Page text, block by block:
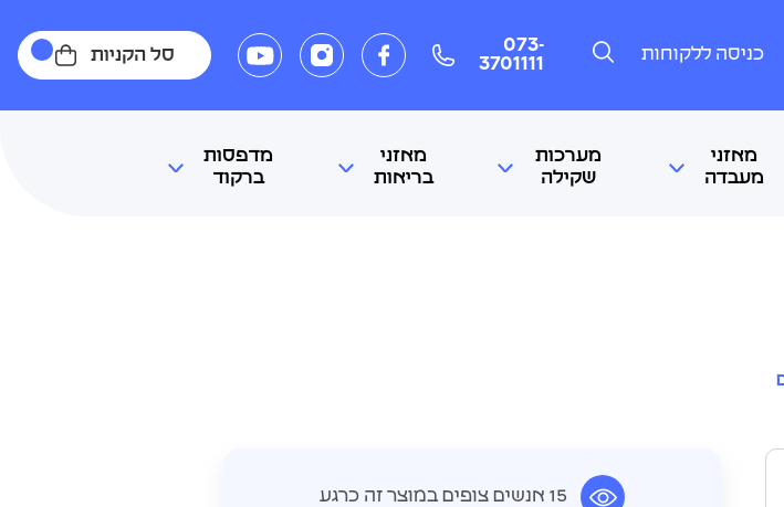
כניסה ללקוחות
073-
3701111
סל הקניות
מאזני
מעבדה
מערכות
שקילה
מאזני
בריאות
מדפסות
ברקוד
15 אנשים צופים במוצר זה כרגע